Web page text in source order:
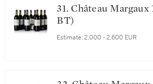
31. Château Margaux 1992 (10
BT)
Estimate: 2,000 - 2,600 EUR